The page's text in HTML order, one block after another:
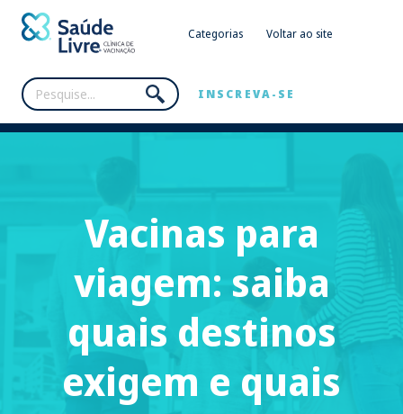
Categorias Voltar ao site
INSCREVA-SE
Vacinas para
viagem: saiba
quais destinos
exigem e quais